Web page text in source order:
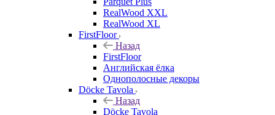
RealWood XXL
RealWood XL
FirstFloor
Назад
FirstFloor
Английская ёлка
Однополосные декоры
Döcke Tavola
Назад
Döcke Tavola